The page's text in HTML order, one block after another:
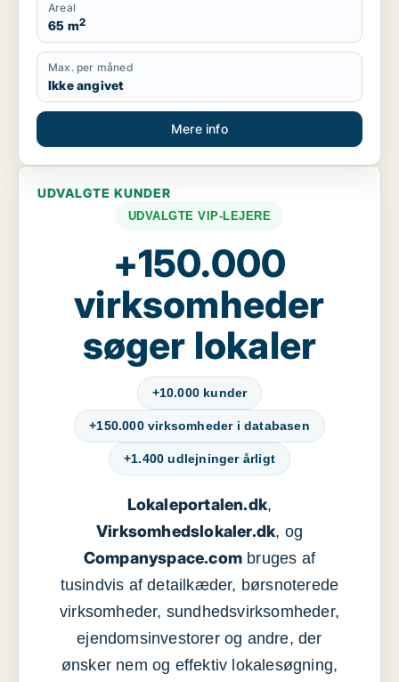
Areal
65 m2
Max. per måned
Ikke angivet
Mere info
UDVALGTE KUNDER
UDVALGTE VIP-LEJERE
+150.000
virksomheder
søger lokaler
+10.000 kunder
+150.000 virksomheder i databasen
+1.400 udlejninger årligt
Lokaleportalen.dk,
Virksomhedslokaler.dk, og
Companyspace.com bruges af
tusindvis af detailkæder, børsnoterede
virksomheder, sundhedsvirksomheder,
ejendomsinvestorer og andre, der
ønsker nem og effektiv lokalesøgning,